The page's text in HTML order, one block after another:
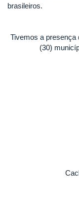
brasileiros.
Tivemos a presença
(30)